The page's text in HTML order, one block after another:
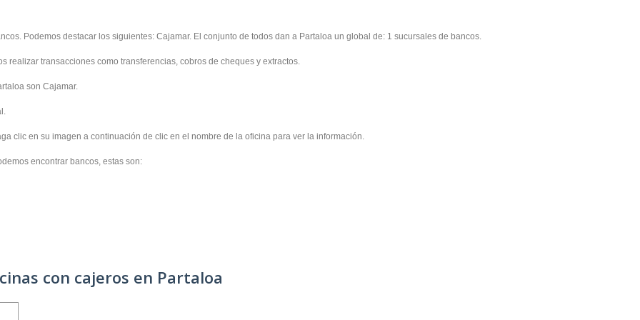
Podemos destacar los siguientes: Cajamar. El conjunto de todos dan a Partaloa un global de: 1 sucursales de bancos.
realizar transacciones como transferencias, cobros de cheques y extractos.
son Cajamar.
clic en su imagen a continuación de clic en el nombre de la oficina para ver la información.
encontrar bancos, estas son:
con cajeros en Partaloa